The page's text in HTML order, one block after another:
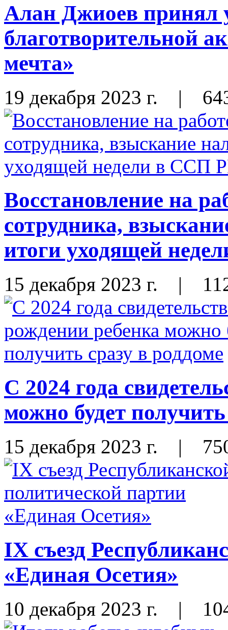
Алан Джиоев принял
благотворительной
мечта»
19 декабря 2023 г. |
Восстановление на
сотрудника,
итоги уходящей
15 декабря 2023 г. |
С 2024 года
можно будет
15 декабря 2023 г. |
IX съезд
«Единая Осетия»
10 декабря 2023 г. |